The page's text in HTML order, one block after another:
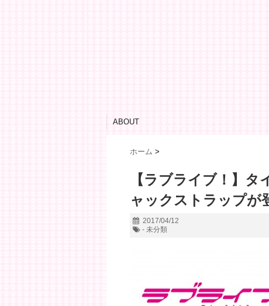
ABOUT
ホーム >
【ラブライブ！】
ャックストラップが
2017/04/12
- 未分類